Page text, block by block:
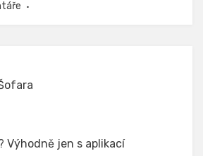
Výhodně jen s aplikací